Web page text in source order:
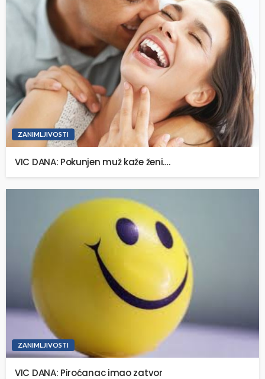
ZANIMLJIVOSTI
VIC DANA: Pokunjen muž kaže ženi….
ZANIMLJIVOSTI
VIC DANA: Piroćanac imao zatvor